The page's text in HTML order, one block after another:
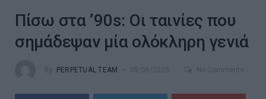
Πίσω στα ’90s: Οι ταινίες που
σημάδεψαν μία ολόκληρη γενιά
PERPETUAL TEAM